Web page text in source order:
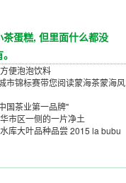
茶蛋糕, 但里面什么都没
便泡泡饮料
市锦标赛带您阅读蒙海茶蒙海风
国茶业第一品牌"
市区一侧的一片净土
库大叶品种品尝 2015 la bubu